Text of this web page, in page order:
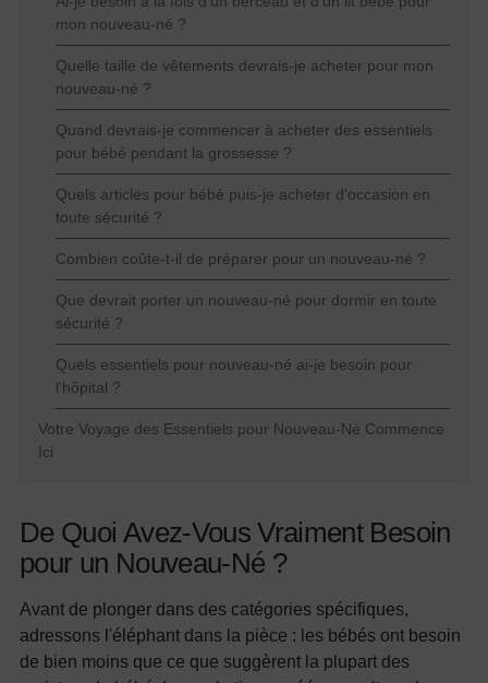
mon nouveau-né ?
Quelle taille de vêtements devrais-je acheter pour mon
nouveau-né ?
Quand devrais-je commencer à acheter des essentiels
pour bébé pendant la grossesse ?
Quels articles pour bébé puis-je acheter d'occasion en
toute sécurité ?
Combien coûte-t-il de préparer pour un nouveau-né ?
Que devrait porter un nouveau-né pour dormir en toute
sécurité ?
Quels essentiels pour nouveau-né ai-je besoin pour
l'hôpital ?
Votre Voyage des Essentiels pour Nouveau-Né Commence
Ici
De Quoi Avez-Vous Vraiment Besoin
pour un Nouveau-Né ?
Avant de plonger dans des catégories spécifiques,
adressons l'éléphant dans la pièce : les bébés ont besoin
de bien moins que ce que suggèrent la plupart des